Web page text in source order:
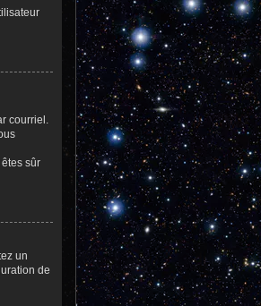
courriel.
sûr
un
de